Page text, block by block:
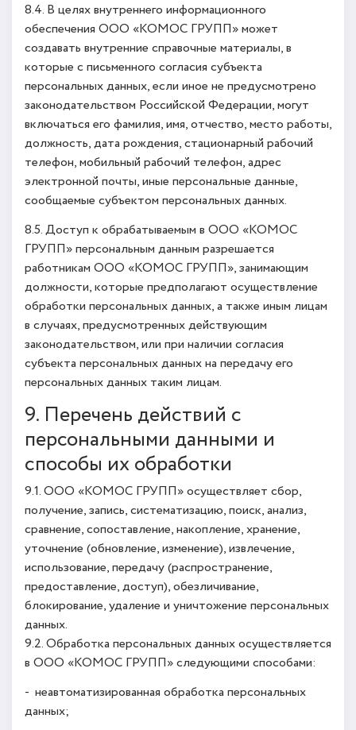
8.4. В целях внутреннего информационного
обеспечения ООО «КОМОС ГРУПП» может
создавать внутренние справочные материалы, в
которые с письменного согласия субъекта
персональных данных, если иное не предусмотрено
законодательством Российской Федерации, могут
включаться его фамилия, имя, отчество, место работы,
должность, дата рождения, стационарный рабочий
телефон, мобильный рабочий телефон, адрес
электронной почты, иные персональные данные,
сообщаемые субъектом персональных данных.
8.5. Доступ к обрабатываемым в ООО «КОМОС
ГРУПП» персональным данным разрешается
работникам ООО «КОМОС ГРУПП», занимающим
должности, которые предполагают осуществление
обработки персональных данных, а также иным лицам
в случаях, предусмотренных действующим
законодательством, или при наличии согласия
субъекта персональных данных на передачу его
персональных данных таким лицам.
9. Перечень действий с
персональными данными и
способы их обработки
9.1. ООО «КОМОС ГРУПП» осуществляет сбор,
получение, запись, систематизацию, поиск, анализ,
сравнение, сопоставление, накопление, хранение,
уточнение (обновление, изменение), извлечение,
использование, передачу (распространение,
предоставление, доступ), обезличивание,
блокирование, удаление и уничтожение персональных
данных.
9.2. Обработка персональных данных осуществляется
в ООО «КОМОС ГРУПП» следующими способами:
- неавтоматизированная обработка персональных
данных;